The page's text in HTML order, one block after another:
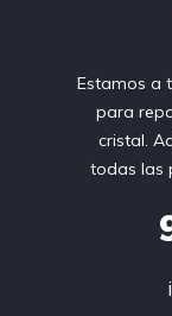
Estamos a
para
cristal.
todas las